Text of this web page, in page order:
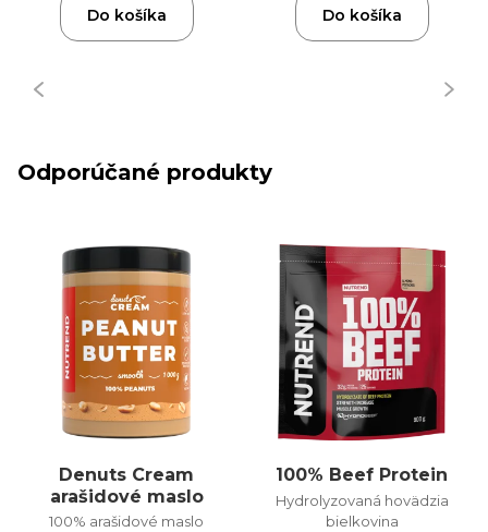
Do košíka Do košíka
Odporúčané produkty
Denuts Cream
arašidové maslo
100% arašidové maslo
100% Beef Protein
Hydrolyzovaná hovädzia
bielkovina